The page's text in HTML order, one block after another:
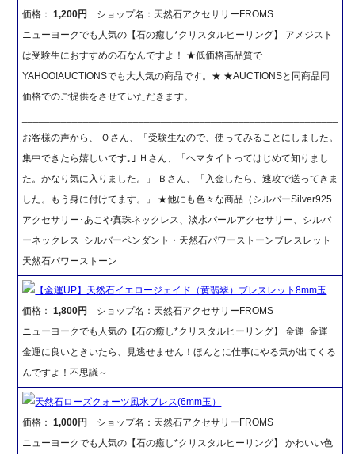
価格：1,200円
ショップ名：天然石アクセサリーFROMS
ニューヨークでも人気の【石の癒し*クリスタルヒーリング】 アメジスト
は受験生におすすめの石なんですよ！ ★低価格高品質で
YAHOO!AUCTIONSでも大人気の商品です。★ ★AUCTIONSと同商品同
価格でのご提供をさせていただきます。
お客様の声から、 Ｏさん、「受験生なので、使ってみることにしました。
集中できたら嬉しいです｡｣ Ｈさん、「ヘマタイトってはじめて知りまし
た。かなり気に入りました。」 Ｂさん、「入金したら、速攻で送ってきま
した。もう身に付けてます。」 ★他にも色々な商品（シルバーSilver925
アクセサリー･あこや真珠ネックレス、淡水パールアクセサリー、シルバ
ーネックレス･シルバーペンダント・天然石パワーストーンブレスレット･
天然石パワーストーン
【金運UP】天然石イエロージェイド（黄翡翠）ブレスレット8mm玉
価格：1,800円
ショップ名：天然石アクセサリーFROMS
ニューヨークでも人気の【石の癒し*クリスタルヒーリング】 金運･金運･
金運に良いときいたら、見逃せません！ほんとに仕事にやる気が出てくる
んですよ！不思議～
天然石ローズクォーツ風水ブレス(6mm玉）
価格：1,000円
ショップ名：天然石アクセサリーFROMS
ニューヨークでも人気の【石の癒し*クリスタルヒーリング】 かわいい色